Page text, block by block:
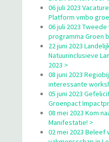
06 juli 2023
Platform vmbo
06 juli 2023
programma Groen
22 juni 2023
Natuurinclusieve
2023 >
08 juni 2023
interessante
05 juni 2023
Groenpact
08 mei 2023 Kom
Manifestatie! >
02 mei 2023 Beleef